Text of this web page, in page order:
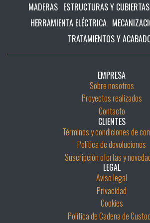
MADERAS ESTRUCTURAS Y CUBIERTAS
HERRAMIENTA ELÉCTRICA
TRATAMIENTOS Y
EMPRESA
Sobre nosotros
Proyectos realizados
Contacto
CLIENTES
Términos y condiciones de
Política de devoluciones
Suscripción ofertas y
LEGAL
Aviso legal
Privacidad
Cookies
Política de Cadena de